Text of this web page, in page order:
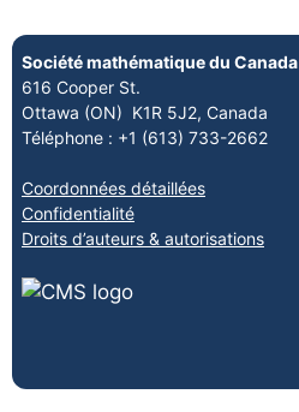
Société mathématique du Canada
616 Cooper St.
Ottawa (ON) K1R 5J2, Canada
Téléphone : +1 (613) 733-2662
Coordonnées détaillées
Confidentialité
Droits d’auteurs & autorisations